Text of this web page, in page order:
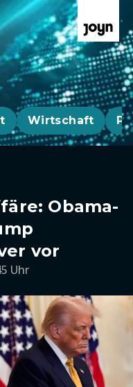
Wirtschaft
Obama-
vor
Uhr